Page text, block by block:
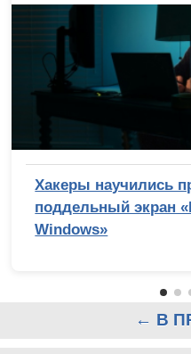
Хакеры научились
поддельный экран
Windows»
← В